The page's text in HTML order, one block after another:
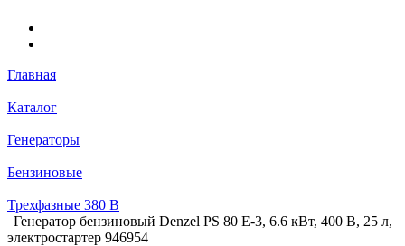
Главная
Каталог
Генераторы
Бензиновые
Трехфазные 380 В
Генератор бензиновый Denzel PS 80 E-3, 6.6 кВт, 400 В, 25 л,
электростартер 946954